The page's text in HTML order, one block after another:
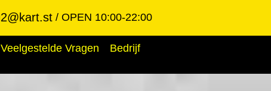
OPEN 10:00-22:00
Veelgestelde Vragen
Bedrijf